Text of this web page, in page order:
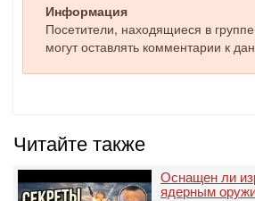
Информация
Посетители, находящиеся в группе
могут оставлять комментарии к
Читайте также
Оснащен ли
ядерным